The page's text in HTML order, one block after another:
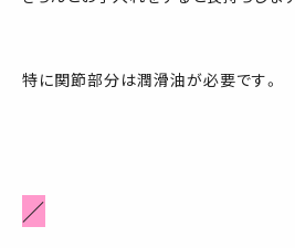
特に関節部分は潤滑油が必要です。
／